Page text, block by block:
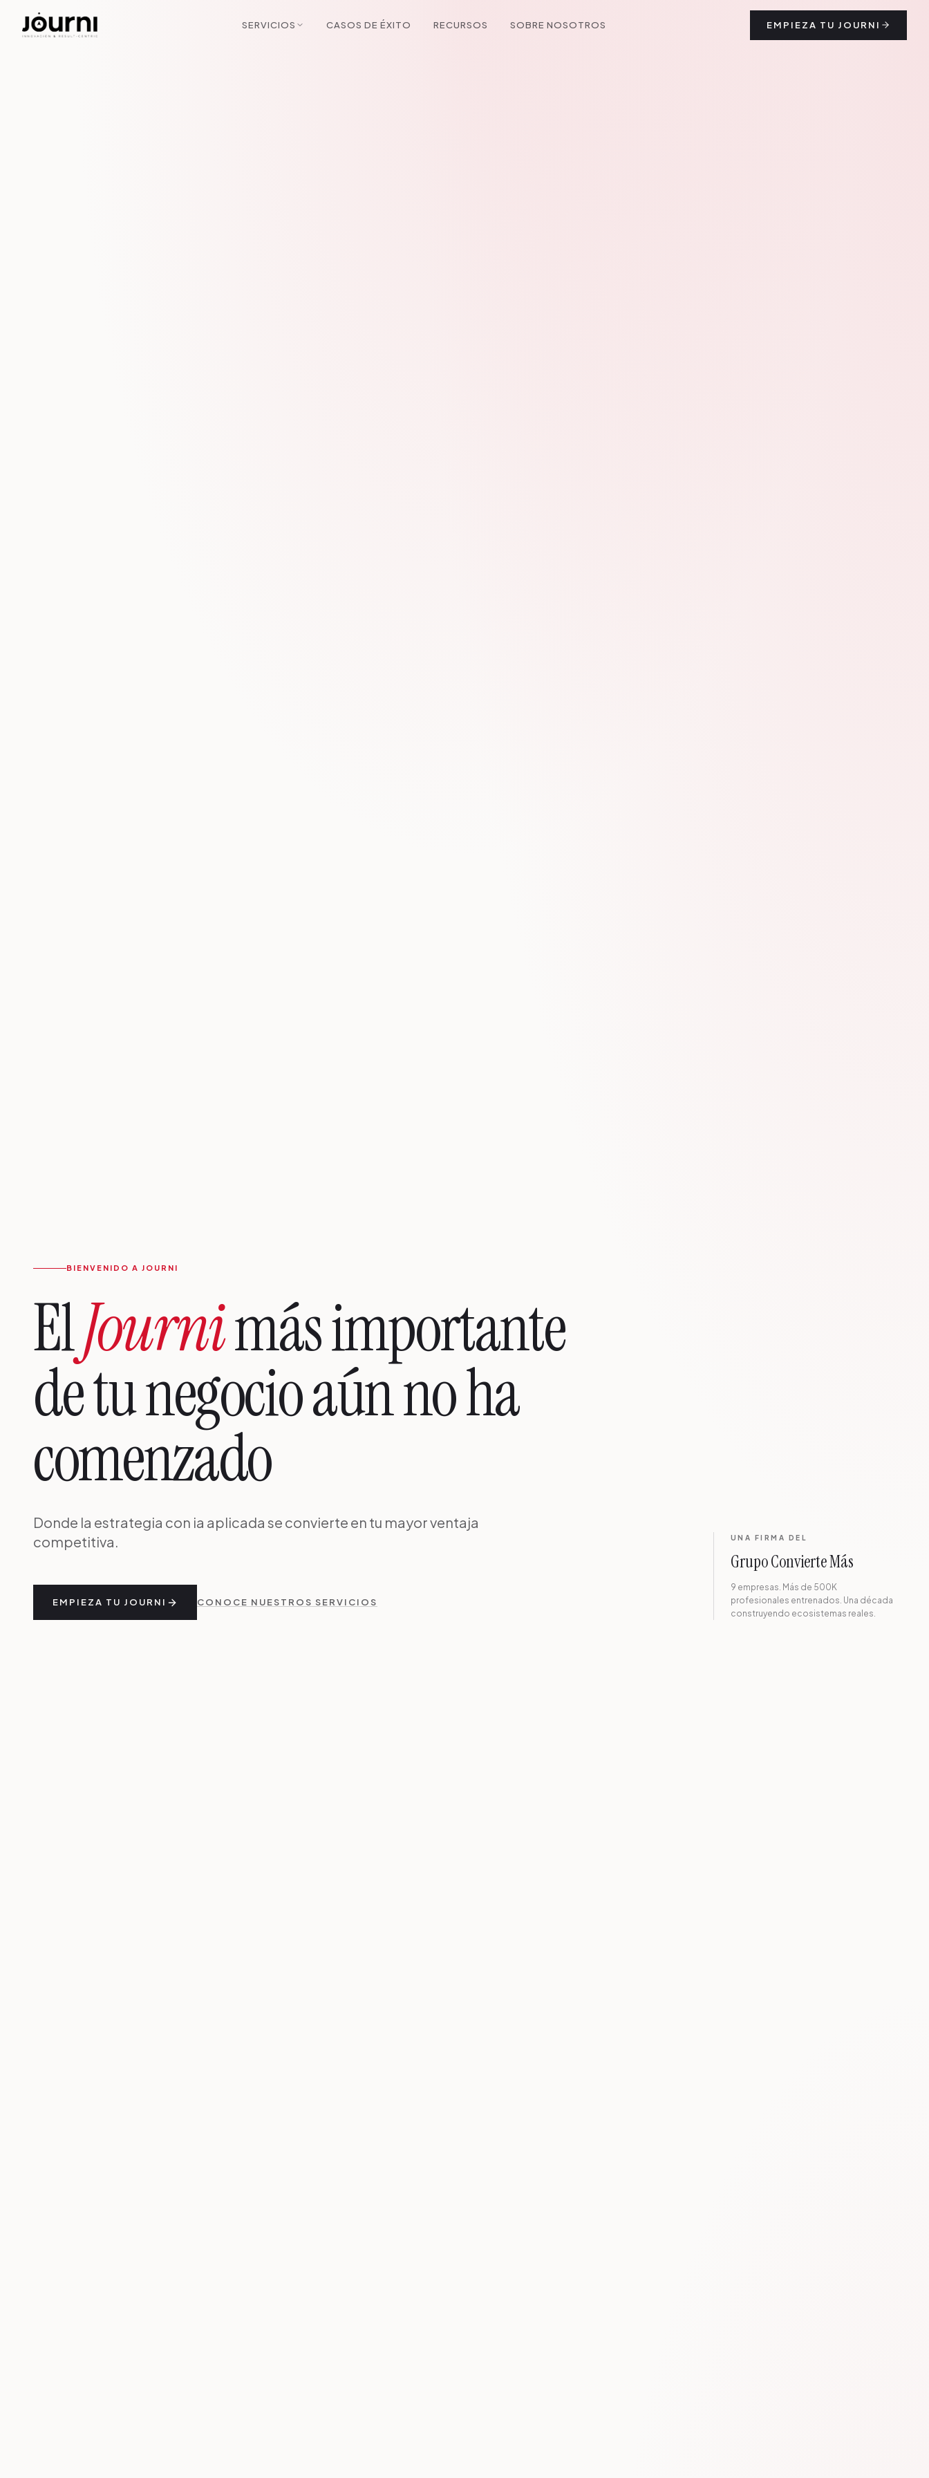
SERVICIOS CASOS DE ÉXITO RECURSOS SOBRE NOSOTROS EMPIEZA TU JOURNI
BIENVENIDO A JOURNI
ElJournimás importante
de tu negocio aún no ha
comenzado
Donde la estrategia con ia aplicada se convierte en tu mayor ventaja
competitiva.
EMPIEZA TU JOURNI CONOCE NUESTROS SERVICIOS
UNA FIRMA DEL
Grupo Convierte Más
9 empresas. Más de 500K
profesionales entrenados. Una década
construyendo ecosistemas reales.